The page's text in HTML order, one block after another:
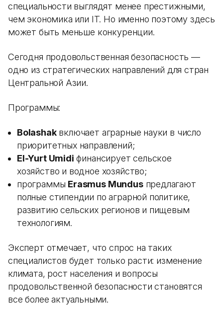
специальности выглядят менее престижными,
чем экономика или IT. Но именно поэтому здесь
может быть меньше конкуренции.
Сегодня продовольственная безопасность —
одно из стратегических направлений для стран
Центральной Азии.
Программы:
Bolashakвключает аграрные науки в число
приоритетных направлений;
El-Yurt Umidi финансирует сельское
хозяйство и водное хозяйство;
программы Erasmus Mundusпредлагают
полные стипендии по аграрной политике,
развитию сельских регионов и пищевым
технологиям.
Эксперт отмечает, что спрос на таких
специалистов будет только расти: изменение
климата, рост населения и вопросы
продовольственной безопасности становятся
все более актуальными.